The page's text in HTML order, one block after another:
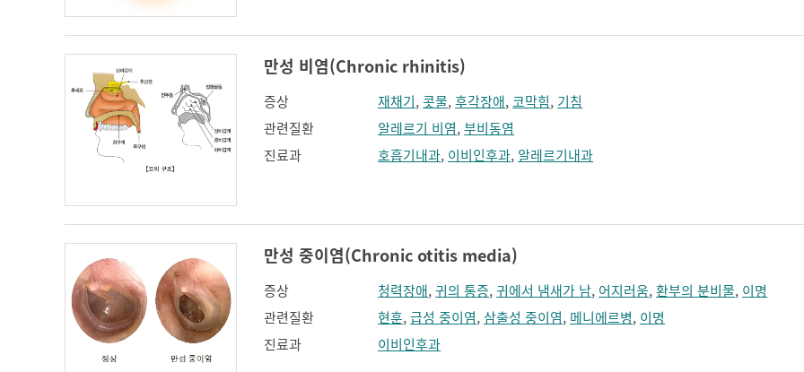
만성 비염(Chronic rhinitis)
증상 재채기,콧물,후각장애,코막힘, 기침
관련질환
알레르기 비염,부비동염
진료과
호흡기내과, 이비인후과, 알레르기내과
만성 중이염(Chronic otitis media)
증상 청력장애,귀의 통증,귀에서 냄새가 남, 어지러움,환부의 분비물, 이명
관련질환
현훈,급성 중이염, 삼출성 중이염, 메니에르병, 이명
진료과
이비인후과